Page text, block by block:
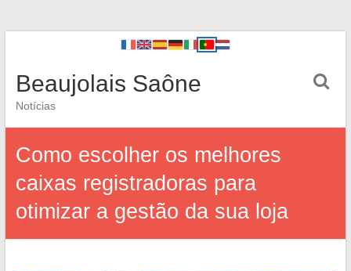
Beaujolais Saône
Notícias
Como escolher os melhores
caixas registradoras para
otimizar a gestão da sua loja